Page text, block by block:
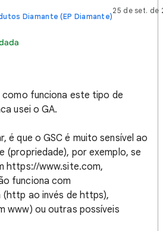
Diamante (EP Diamante)
25 de set. de
como funciona este tipo de
usei o GA.
é que o GSC é muito sensível ao
(propriedade), por exemplo, se
https://www.site.com,
funciona com
ao invés de https),
www) ou outras possíveis